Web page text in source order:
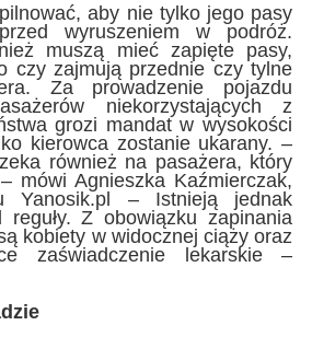
aby nie tylko jego pasy
wyruszeniem w podróż.
muszą mieć zapięte pasy,
czy zajmują przednie czy tylne
Za prowadzenie pojazdu
niekorzystających z
grozi mandat w wysokości
kierowca zostanie ukarany. –
również na pasażera, który
mówi Agnieszka Kaźmierczak,
Yanosik.pl – Istnieją jednak
Z obowiązku zapinania
kobiety w widocznej ciąży oraz
zaświadczenie lekarskie –